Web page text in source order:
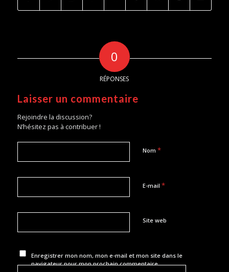
0
RÉPONSES
Laisser un commentaire
Rejoindre la discussion?
N’hésitez pas à contribuer !
Nom *
E-mail *
Site web
Enregistrer mon nom, mon e-mail et mon site dans le
navigateur pour mon prochain commentaire.